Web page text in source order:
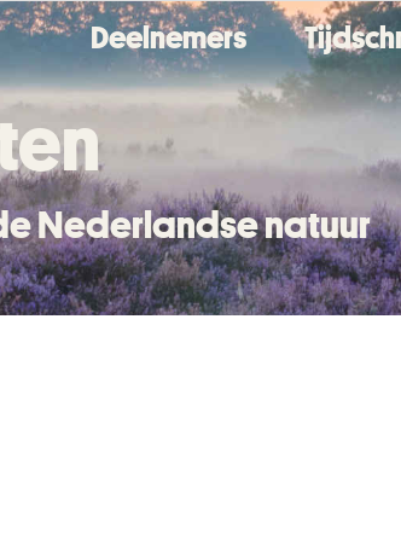
Deelnemers
Nederlandse natuur